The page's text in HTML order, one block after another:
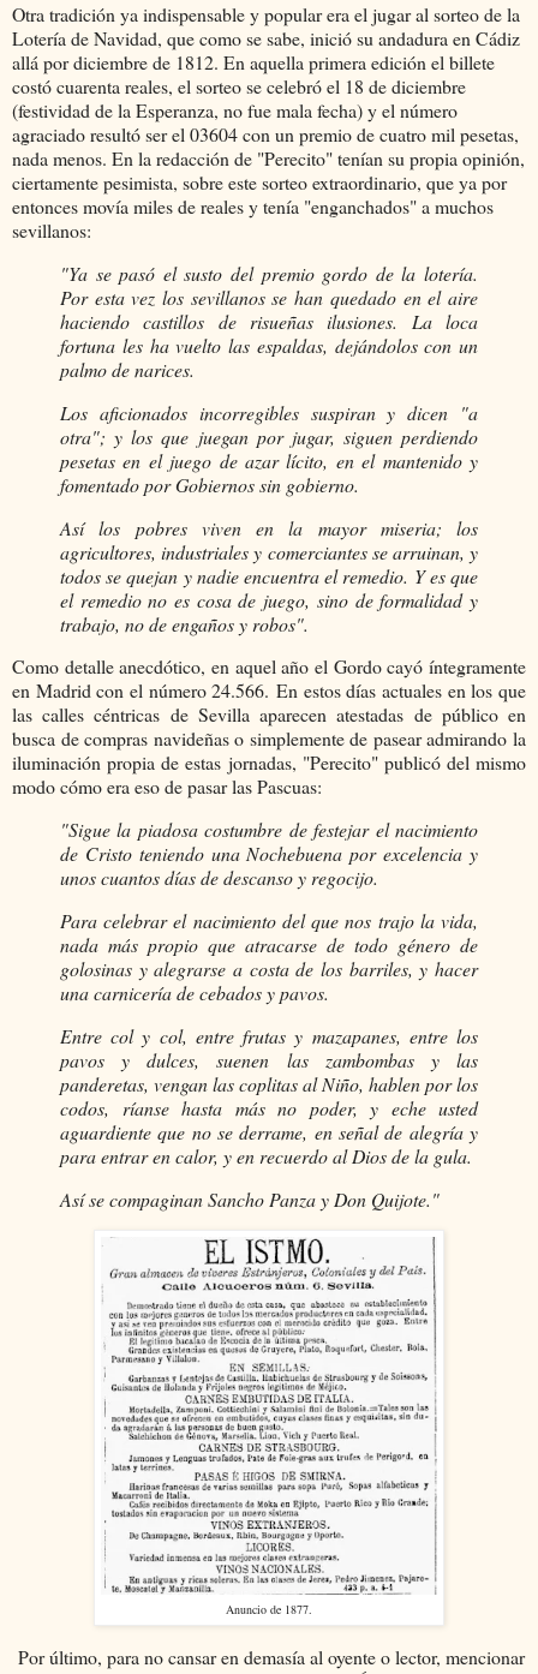
Otra tradición ya indispensable y popular era el jugar al sorteo de la
Lotería de Navidad, que como se sabe, inició su andadura en Cádiz
allá por diciembre de 1812. En aquella primera edición el billete
costó cuarenta reales, el sorteo se celebró el 18 de diciembre
(festividad de la Esperanza, no fue mala fecha) y el número
agraciado resultó ser el 03604 con un premio de cuatro mil pesetas,
nada menos. En la redacción de "Perecito" tenían su propia opinión,
ciertamente pesimista, sobre este sorteo extraordinario, que ya por
entonces movía miles de reales y tenía "enganchados" a muchos
sevillanos:
"Ya se pasó el susto del premio gordo de la lotería.
Por esta vez los sevillanos se han quedado en el aire
haciendo castillos de risueñas ilusiones. La loca
fortuna les ha vuelto las espaldas, dejándolos con un
palmo de narices.
Los aficionados incorregibles suspiran y dicen "a
otra"; y los que juegan por jugar, siguen perdiendo
pesetas en el juego de azar lícito, en el mantenido y
fomentado por Gobiernos sin gobierno.
Así los pobres viven en la mayor miseria; los
agricultores, industriales y comerciantes se arruinan, y
todos se quejan y nadie encuentra el remedio. Y es que
el remedio no es cosa de juego, sino de formalidad y
trabajo, no de engaños y robos".
Como detalle anecdótico, en aquel año el Gordo cayó íntegramente
en Madrid con el número 24.566. En estos días actuales en los que
las calles céntricas de Sevilla aparecen atestadas de público en
busca de compras navideñas o simplemente de pasear admirando la
iluminación propia de estas jornadas, "Perecito" publicó del mismo
modo cómo era eso de pasar las Pascuas:
"Sigue la piadosa costumbre de festejar el nacimiento
de Cristo teniendo una Nochebuena por excelencia y
unos cuantos días de descanso y regocijo.
Para celebrar el nacimiento del que nos trajo la vida,
nada más propio que atracarse de todo género de
golosinas y alegrarse a costa de los barriles, y hacer
una carnicería de cebados y pavos.
Entre col y col, entre frutas y mazapanes, entre los
pavos y dulces, suenen las zambombas y las
panderetas, vengan las coplitas al Niño, hablen por los
codos, ríanse hasta más no poder, y eche usted
aguardiente que no se derrame, en señal de alegría y
para entrar en calor, y en recuerdo al Dios de la gula.
Así se compaginan Sancho Panza y Don Quijote."
Anuncio de 1877.
Por último, para no cansar en demasía al oyente o lector, mencionar